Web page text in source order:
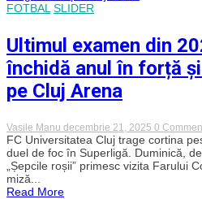
FOTBAL SLIDER
Ultimul examen din
închidă anul în forță
pe Cluj Arena
Vasile Manu decembrie 21, 2025 0
FC Universitatea Cluj trage cortina
duel de foc în Superligă. Duminică,
„Șepcile roșii” primesc vizita Farului
miză...
Read More